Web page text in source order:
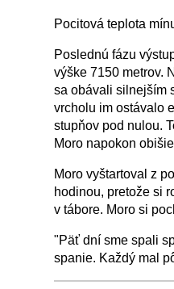
Pocitová teplota
Poslednú fázu
výške 7150 metrov.
sa obávali silnejším
vrcholu im ostávalo
stupňov pod nulou.
Moro napokon
Moro vyštartoval z
hodinou, pretože si
v tábore. Moro si
"Päť dní sme spali
spanie. Každý mal